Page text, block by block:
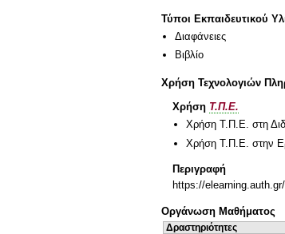
Τύποι Εκπαιδευτικού
Διαφάνειες
Βιβλίο
Χρήση Τεχνολογιών
Χρήση Τ.Π.Ε.
Χρήση Τ.Π.Ε. στη
Χρήση Τ.Π.Ε. στην
Περιγραφή
https://
Οργάνωση Μαθήματος
Δραστηριότητες